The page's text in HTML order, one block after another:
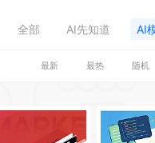
全部 AI先知道 AI
最新 最热 随机